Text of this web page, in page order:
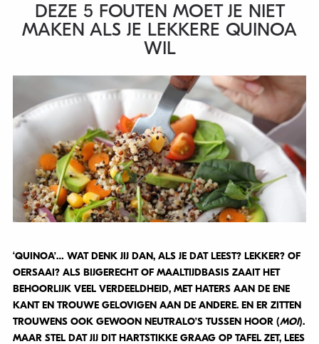
DEZE 5 FOUTEN MOET JE NIET
MAKEN ALS JE LEKKERE QUINOA
WIL
‘QUINOA’… WAT DENK JIJ DAN, ALS JE DAT LEEST? LEKKER? OF
OERSAAI? ALS BIJGERECHT OF MAALTIJDBASIS ZAAIT HET
BEHOORLIJK VEEL VERDEELDHEID, MET HATERS AAN DE ENE
KANT EN TROUWE GELOVIGEN AAN DE ANDERE. EN ER ZITTEN
TROUWENS OOK GEWOON NEUTRALO’S TUSSEN HOOR (MOI).
MAAR STEL DAT JIJ DIT HARTSTIKKE GRAAG OP TAFEL ZET, LEES